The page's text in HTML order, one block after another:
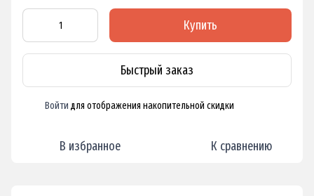
Купить
Быстрый заказ
Войти для отображения накопительной скидки
В избранное К сравнению